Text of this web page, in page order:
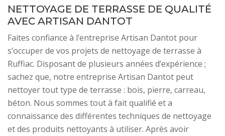
NETTOYAGE DE TERRASSE DE QUALITÉ
AVEC ARTISAN DANTOT
Faites confiance à l’entreprise Artisan Dantot pour
s’occuper de vos projets de nettoyage de terrasse à
Ruffiac. Disposant de plusieurs années d’expérience ;
sachez que, notre entreprise Artisan Dantot peut
nettoyer tout type de terrasse : bois, pierre, carreau,
béton. Nous sommes tout à fait qualifié et a
connaissance des différentes techniques de nettoyage
et des produits nettoyants à utiliser. Après avoir